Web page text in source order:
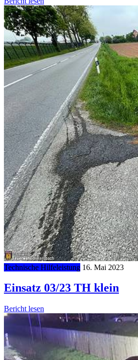
Technische Hilfeleistung 16. Mai 2023
Einsatz 03/23 TH klein
Bericht lesen